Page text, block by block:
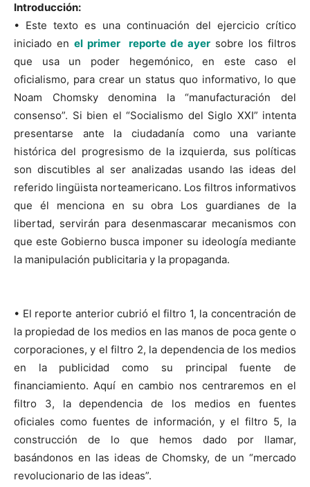
Introducción:
• Este texto es una continuación del ejercicio crítico
iniciado en el primer reporte de ayer sobre los filtros
que usa un poder hegemónico, en este caso el
oficialismo, para crear un status quo informativo, lo que
Noam Chomsky denomina la “manufacturación del
consenso”. Si bien el “Socialismo del Siglo XXI” intenta
presentarse ante la ciudadanía como una variante
histórica del progresismo de la izquierda, sus políticas
son discutibles al ser analizadas usando las ideas del
referido lingüista norteamericano. Los filtros informativos
que él menciona en su obra Los guardianes de la
libertad, servirán para desenmascarar mecanismos con
que este Gobierno busca imponer su ideología mediante
la manipulación publicitaria y la propaganda.
• El reporte anterior cubrió el filtro 1, la concentración de
la propiedad de los medios en las manos de poca gente o
corporaciones, y el filtro 2, la dependencia de los medios
en la publicidad como su principal fuente de
financiamiento. Aquí en cambio nos centraremos en el
filtro 3, la dependencia de los medios en fuentes
oficiales como fuentes de información, y el filtro 5, la
construcción de lo que hemos dado por llamar,
basándonos en las ideas de Chomsky, de un “mercado
revolucionario de las ideas”.